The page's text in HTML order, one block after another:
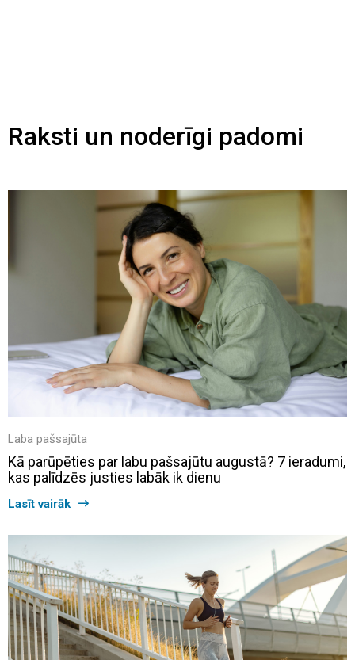
Raksti un noderīgi padomi
Laba pašsajūta
Kā parūpēties par labu pašsajūtu augustā? 7 ieradumi,
kas palīdzēs justies labāk ik dienu
Lasīt vairāk